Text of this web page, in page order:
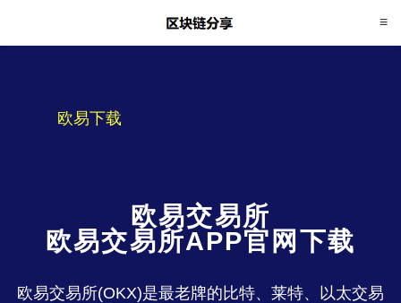
欧易下载
欧易交易所
欧易交易所APP官网下载
欧易交易所(OKX)是最老牌的比特、莱特、以太交易